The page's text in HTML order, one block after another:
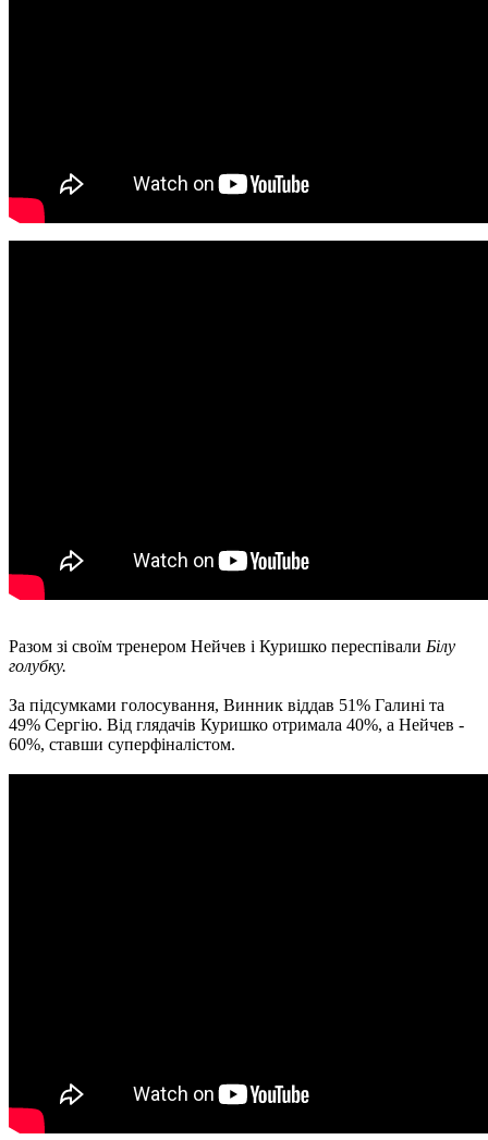
Разом зі своїм тренером Нейчев і Куришко переспівали Білу
голубку.
За підсумками голосування, Винник віддав 51% Галині та
49% Сергію. Від глядачів Куришко отримала 40%, а Нейчев -
60%, ставши суперфіналістом.